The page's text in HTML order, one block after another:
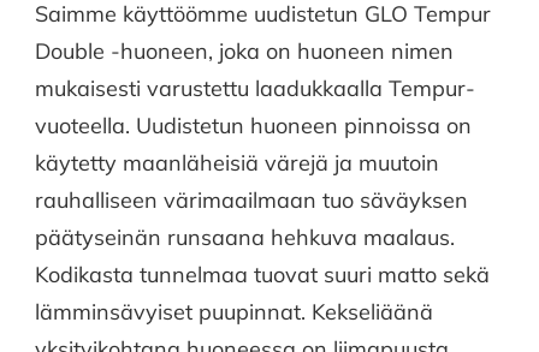
Saimme käyttöömme uudistetun GLO Tempur
Double -huoneen, joka on huoneen nimen
mukaisesti varustettu laadukkaalla Tempur-
vuoteella. Uudistetun huoneen pinnoissa on
käytetty maanläheisiä värejä ja muutoin
rauhalliseen värimaailmaan tuo säväyksen
päätyseinän runsaana hehkuva maalaus.
Kodikasta tunnelmaa tuovat suuri matto sekä
lämminsävyiset puupinnat. Kekseliäänä